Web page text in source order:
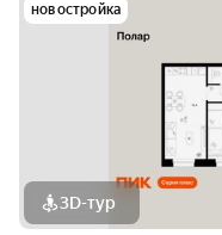
новостройка
3D-тур